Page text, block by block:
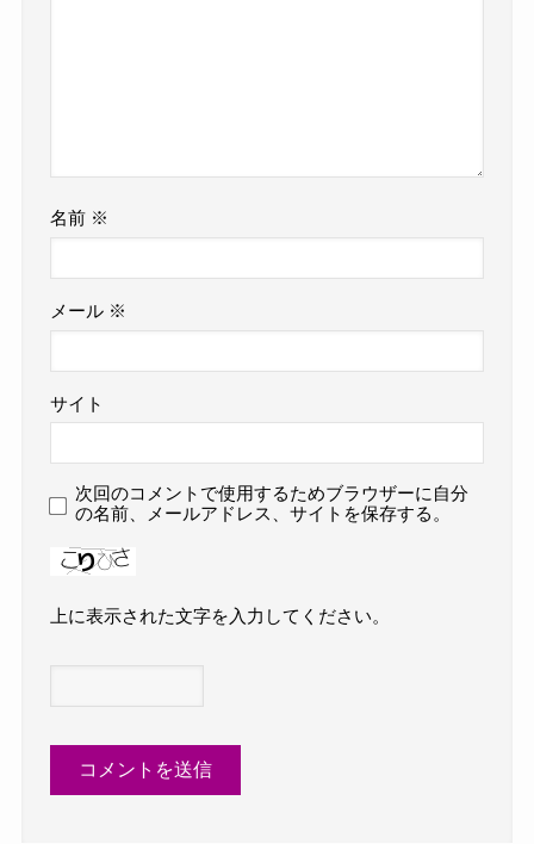
名前 ※
メール ※
サイト
次回のコメントで使用するためブラウザーに自分
の名前、メールアドレス、サイトを保存する。
上に表示された文字を入力してください。